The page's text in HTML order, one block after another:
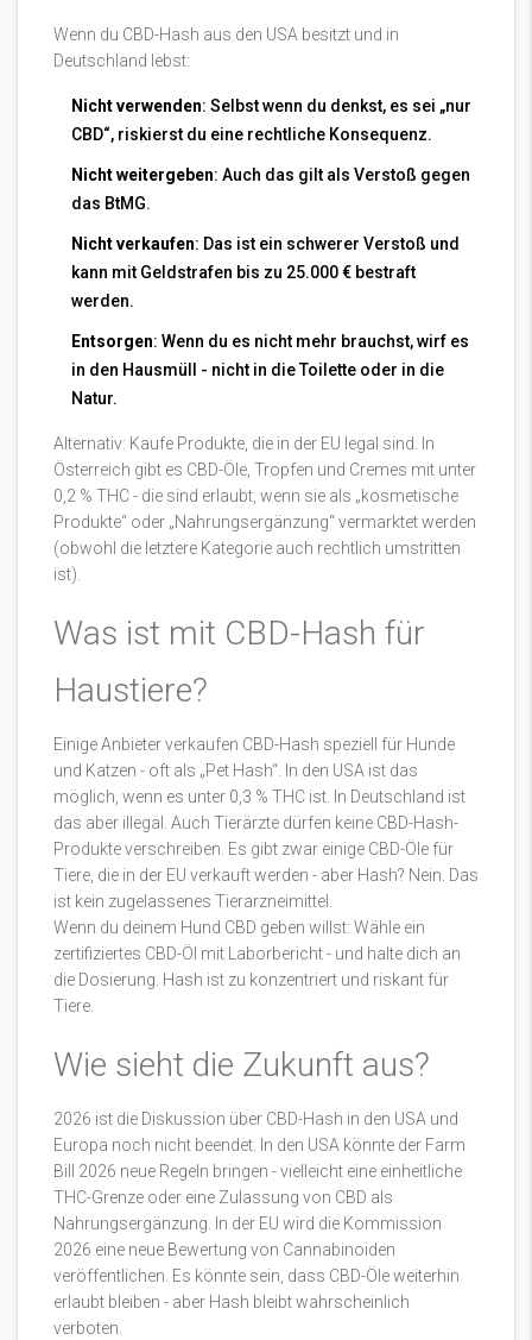
Wenn du CBD-Hash aus den USA besitzt und in
Deutschland lebst:
Nicht verwenden: Selbst wenn du denkst, es sei „nur
CBD“, riskierst du eine rechtliche Konsequenz.
Nicht weitergeben: Auch das gilt als Verstoß gegen
das BtMG.
Nicht verkaufen: Das ist ein schwerer Verstoß und
kann mit Geldstrafen bis zu 25.000 € bestraft
werden.
Entsorgen: Wenn du es nicht mehr brauchst, wirf es
in den Hausmüll - nicht in die Toilette oder in die
Natur.
Alternativ: Kaufe Produkte, die in der EU legal sind. In
Österreich gibt es CBD-Öle, Tropfen und Cremes mit unter
0,2 % THC - die sind erlaubt, wenn sie als „kosmetische
Produkte“ oder „Nahrungsergänzung“ vermarktet werden
(obwohl die letztere Kategorie auch rechtlich umstritten
ist).
Was ist mit CBD-Hash für
Haustiere?
Einige Anbieter verkaufen CBD-Hash speziell für Hunde
und Katzen - oft als „Pet Hash“. In den USA ist das
möglich, wenn es unter 0,3 % THC ist. In Deutschland ist
das aber illegal. Auch Tierärzte dürfen keine CBD-Hash-
Produkte verschreiben. Es gibt zwar einige CBD-Öle für
Tiere, die in der EU verkauft werden - aber Hash? Nein. Das
ist kein zugelassenes Tierarzneimittel.
Wenn du deinem Hund CBD geben willst: Wähle ein
zertifiziertes CBD-Öl mit Laborbericht - und halte dich an
die Dosierung. Hash ist zu konzentriert und riskant für
Tiere.
Wie sieht die Zukunft aus?
2026 ist die Diskussion über CBD-Hash in den USA und
Europa noch nicht beendet. In den USA könnte der Farm
Bill 2026 neue Regeln bringen - vielleicht eine einheitliche
THC-Grenze oder eine Zulassung von CBD als
Nahrungsergänzung. In der EU wird die Kommission
2026 eine neue Bewertung von Cannabinoiden
veröffentlichen. Es könnte sein, dass CBD-Öle weiterhin
erlaubt bleiben - aber Hash bleibt wahrscheinlich
verboten.